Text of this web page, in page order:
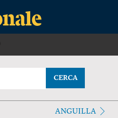
CERCA
ANGUILLA